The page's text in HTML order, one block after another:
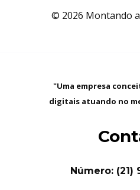
© 2026 Montando a
"Uma empresa
digitais atuando no
Número: (21)